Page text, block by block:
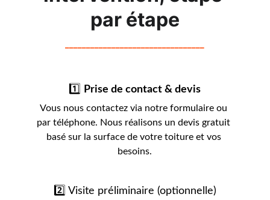
par étape
1️⃣ Prise de contact & devis
Vous nous contactez via notre formulaire ou
par téléphone. Nous réalisons un devis gratuit
basé sur la surface de votre toiture et vos
besoins.
2️⃣ Visite préliminaire (optionnelle)